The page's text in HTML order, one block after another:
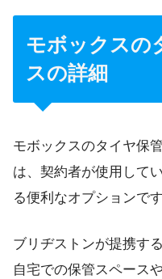
モボックスの
スの詳細
モボックスのタイヤ保
は、契約者が使用して
る便利なオプションです
ブリヂストンが提携す
自宅での保管スペース